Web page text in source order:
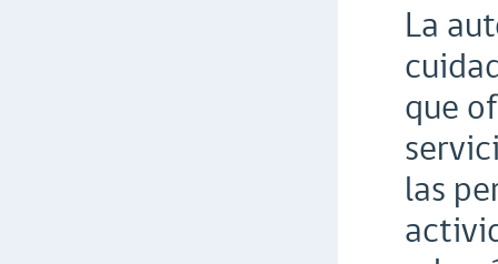
La
que
las